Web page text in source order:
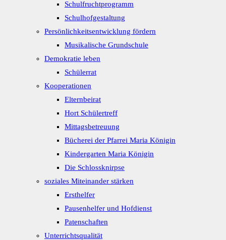
Schulfruchtprogramm
Schulhofgestaltung
Persönlichkeitsentwicklung fördern
Musikalische Grundschule
Demokratie leben
Schülerrat
Kooperationen
Elternbeirat
Hort Schülertreff
Mittagsbetreuung
Bücherei der Pfarrei Maria Königin
Kindergarten Maria Königin
Die Schlossknirpse
soziales Miteinander stärken
Ersthelfer
Pausenhelfer und Hofdienst
Patenschaften
Unterrichtsqualität